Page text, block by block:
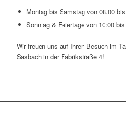
Montag bis Samstag von 08.00
Sonntag & Feiertage von 10:00
Wir freuen uns auf Ihren Besuch im
Sasbach in der Fabrikstraße 4!